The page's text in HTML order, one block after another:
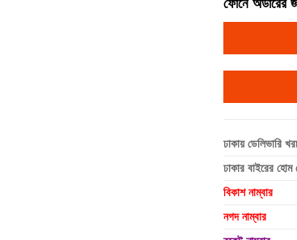
ফোনে অর্ডারের
ঢাকায় ডেলিভারি
ঢাকার বাইরের
বিকাশ নাম্বার
নগদ নাম্বার